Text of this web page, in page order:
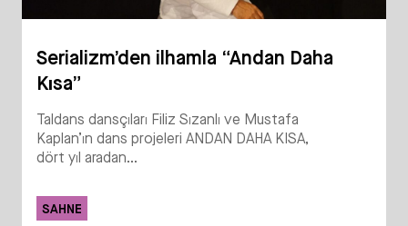
Serializm’den ilhamla “Andan Daha
Kısa”
Taldans dansçıları Filiz Sızanlı ve Mustafa
Kaplan’ın dans projeleri ANDAN DAHA KISA,
dört yıl aradan...
SAHNE